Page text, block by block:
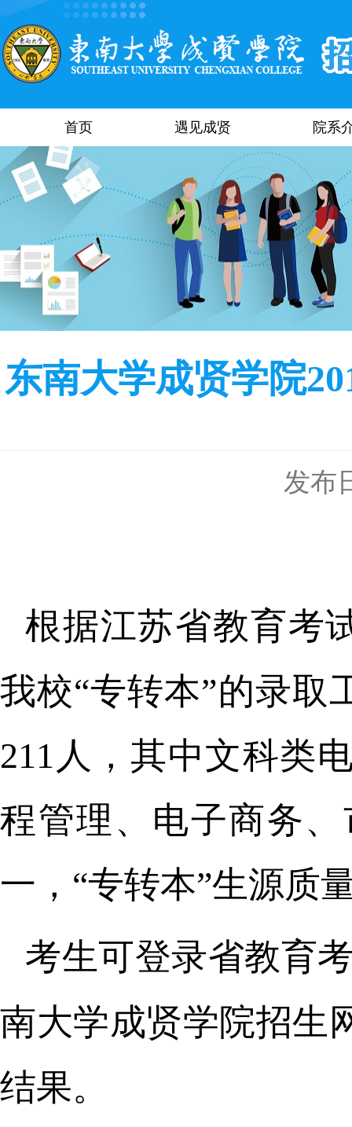
首页 遇见成贤 院系
东南大学成贤学院
发布
根据江苏省教育考
我校“专转本”的录取
211人，其中文科类
程管理、电子商务
一，“专转本”生源质
考生可登录省教育
南大学成贤学院招生
结果。